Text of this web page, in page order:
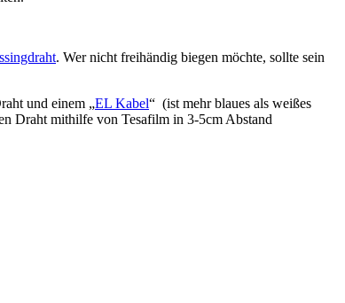
. Wer nicht freihändig biegen möchte, sollte sein
und einem „EL Kabel“ (ist mehr blaues als weißes
Draht mithilfe von Tesafilm in 3-5cm Abstand